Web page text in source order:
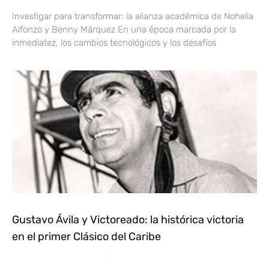
Investigar para transformar: la alianza académica de Nohelia
Alfonzo y Benny Márquez En una época marcada por la
inmediatez, los cambios tecnológicos y los desafíos
Gustavo Ávila y Victoreado: la histórica victoria
en el primer Clásico del Caribe